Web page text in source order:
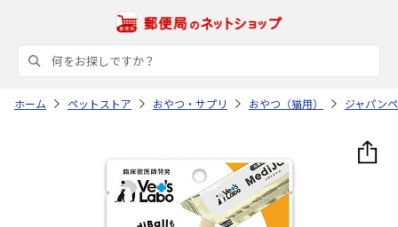
ホーム ペットストア おやつ・サプリ おやつ（猫用） ジャパン